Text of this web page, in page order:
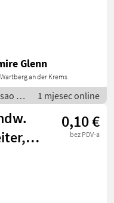
Glenn
an der Krems
/
1 mjesec online
0,10 €
bez PDV-a